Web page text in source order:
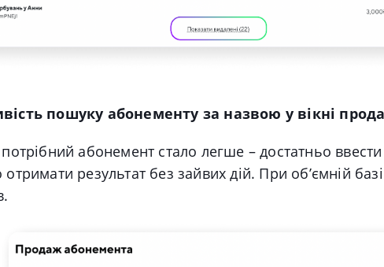
пошуку абонементу за назвою у вікні
абонемент стало легше – достатньо
результат без зайвих дій. При обʼємній